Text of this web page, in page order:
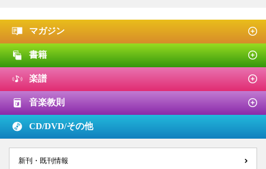
マガジン
書籍
楽譜
音楽教則
CD/DVD/その他
新刊・既刊情報